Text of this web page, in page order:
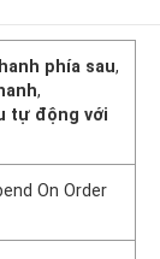
phía sau,
,
tự động với
On Order